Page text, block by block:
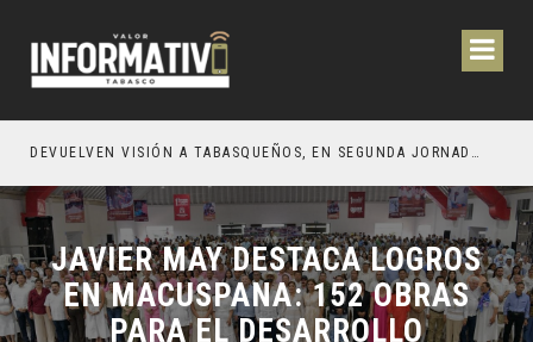
DEVUELVEN VISIÓN A TABASQUEÑOS, EN SEGUNDA JORNADA DE CIRUGÍA DE CATARATAS 2026
JAVIER MAY DESTACA LOGROS
EN MACUSPANA: 152 OBRAS
PARA EL DESARROLLO